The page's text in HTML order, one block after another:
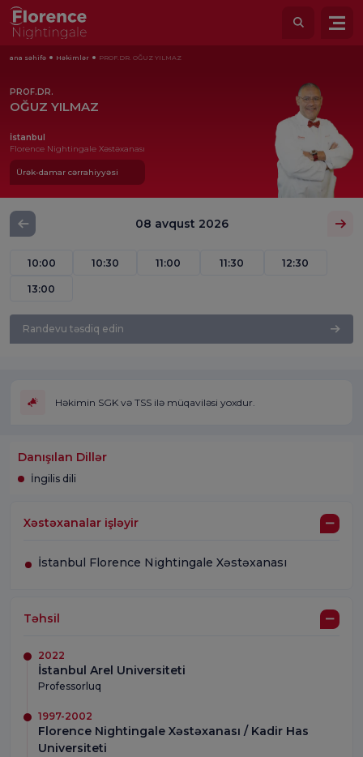
ana səhifə Həkimlər PROF.DR. OĞUZ YILMAZ
PROF.DR.
OĞUZ YILMAZ
İstanbul
Florence Nightingale Xəstəxanası
Ürək-damar cərrahiyyəsi
08 avqust 2026
10:00 10:30 11:00 11:30 12:30
13:00
Randevu təsdiq edin
Həkimin SGK və TSS ilə müqaviləsi yoxdur.
Danışılan Dillər
İngilis dili
Xəstəxanalar işləyir
İstanbul Florence Nightingale Xəstəxanası
Təhsil
2022
İstanbul Arel Universiteti
Professorluq
1997-2002
Florence Nightingale Xəstəxanası / Kadir Has
Universiteti